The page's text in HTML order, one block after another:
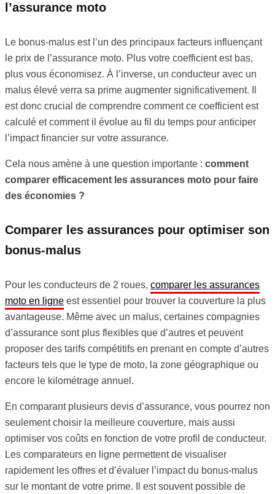
l’assurance moto
Le bonus-malus est l’un des principaux facteurs influençant
le prix de l’assurance moto. Plus votre coefficient est bas,
plus vous économisez. À l’inverse, un conducteur avec un
malus élevé verra sa prime augmenter significativement. Il
est donc crucial de comprendre comment ce coefficient est
calculé et comment il évolue au fil du temps pour anticiper
l’impact financier sur votre assurance.
Cela nous amène à une question importante : comment
comparer efficacement les assurances moto pour faire
des économies ?
Comparer les assurances pour optimiser son
bonus-malus
Pour les conducteurs de 2 roues, comparer les assurances
moto en ligne est essentiel pour trouver la couverture la plus
avantageuse. Même avec un malus, certaines compagnies
d’assurance sont plus flexibles que d’autres et peuvent
proposer des tarifs compétitifs en prenant en compte d’autres
facteurs tels que le type de moto, la zone géographique ou
encore le kilométrage annuel.
En comparant plusieurs devis d’assurance, vous pourrez non
seulement choisir la meilleure couverture, mais aussi
optimiser vos coûts en fonction de votre profil de conducteur.
Les comparateurs en ligne permettent de visualiser
rapidement les offres et d’évaluer l’impact du bonus-malus
sur le montant de votre prime. Il est souvent possible de